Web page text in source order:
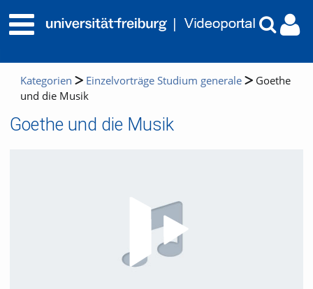
Kategorien Einzelvorträge Studium generale
Goethe
und die Musik
Goethe und die Musik